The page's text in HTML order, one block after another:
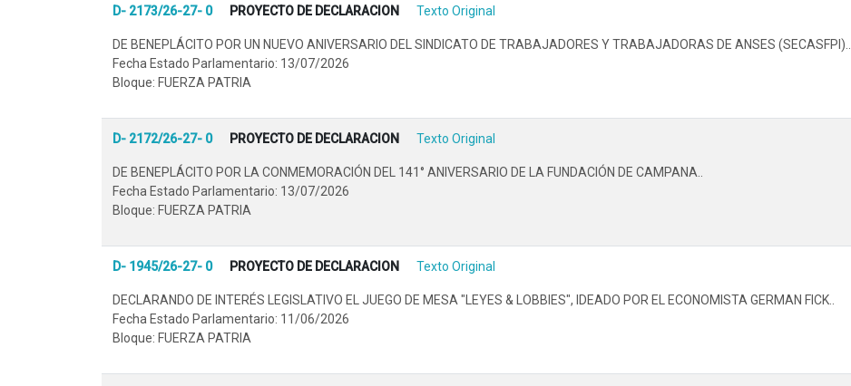
D- 2173/26-27- 0 PROYECTO DE DECLARACION Texto Original
DE BENEPLÁCITO POR UN NUEVO ANIVERSARIO DEL SINDICATO DE TRABAJADORES Y TRABAJADORAS DE ANSES (SECASFPI)..
Fecha Estado Parlamentario: 13/07/2026
Bloque: FUERZA PATRIA
D- 2172/26-27- 0 PROYECTO DE DECLARACION Texto Original
DE BENEPLÁCITO POR LA CONMEMORACIÓN DEL 141° ANIVERSARIO DE LA FUNDACIÓN DE CAMPANA..
Fecha Estado Parlamentario: 13/07/2026
Bloque: FUERZA PATRIA
D- 1945/26-27- 0 PROYECTO DE DECLARACION Texto Original
DECLARANDO DE INTERÉS LEGISLATIVO EL JUEGO DE MESA "LEYES & LOBBIES", IDEADO POR EL ECONOMISTA GERMAN FICK..
Fecha Estado Parlamentario: 11/06/2026
Bloque: FUERZA PATRIA